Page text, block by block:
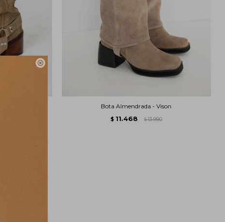

Bota Almendrada - Vison
$ 11.468 $ 13.990